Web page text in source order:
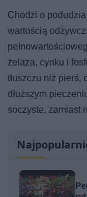
Chodzi o
wartością
żelaza, cynku i
tłuszczu niż pierś,
dłuższym
soczyste, zamiast